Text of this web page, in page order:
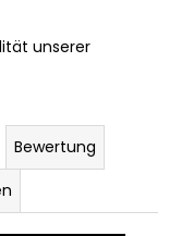
unserer
Bewertung